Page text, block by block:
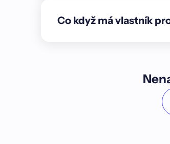
okrese\nHodonín, přibližně 8
Kč je zajištěn nemovitostí v
789 360 Kč \n\n1. **Zástavní
vše zapsané na listu vlastnictví
obchodnímu podílu:** Residence
Co když má vlastník